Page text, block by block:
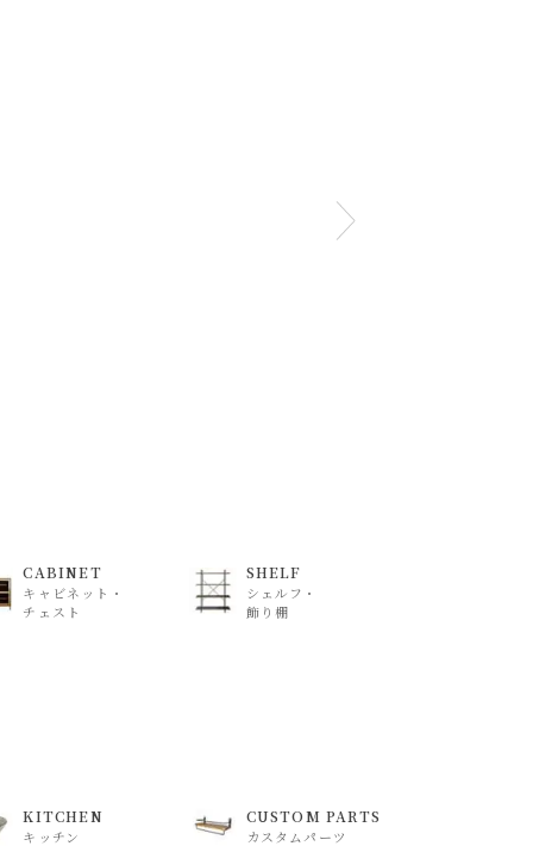
CABINET
キャビネット・
チェスト
SHELF
シェルフ・
飾り棚
KITCHEN
キッチン
CUSTOM PARTS
カスタムパーツ